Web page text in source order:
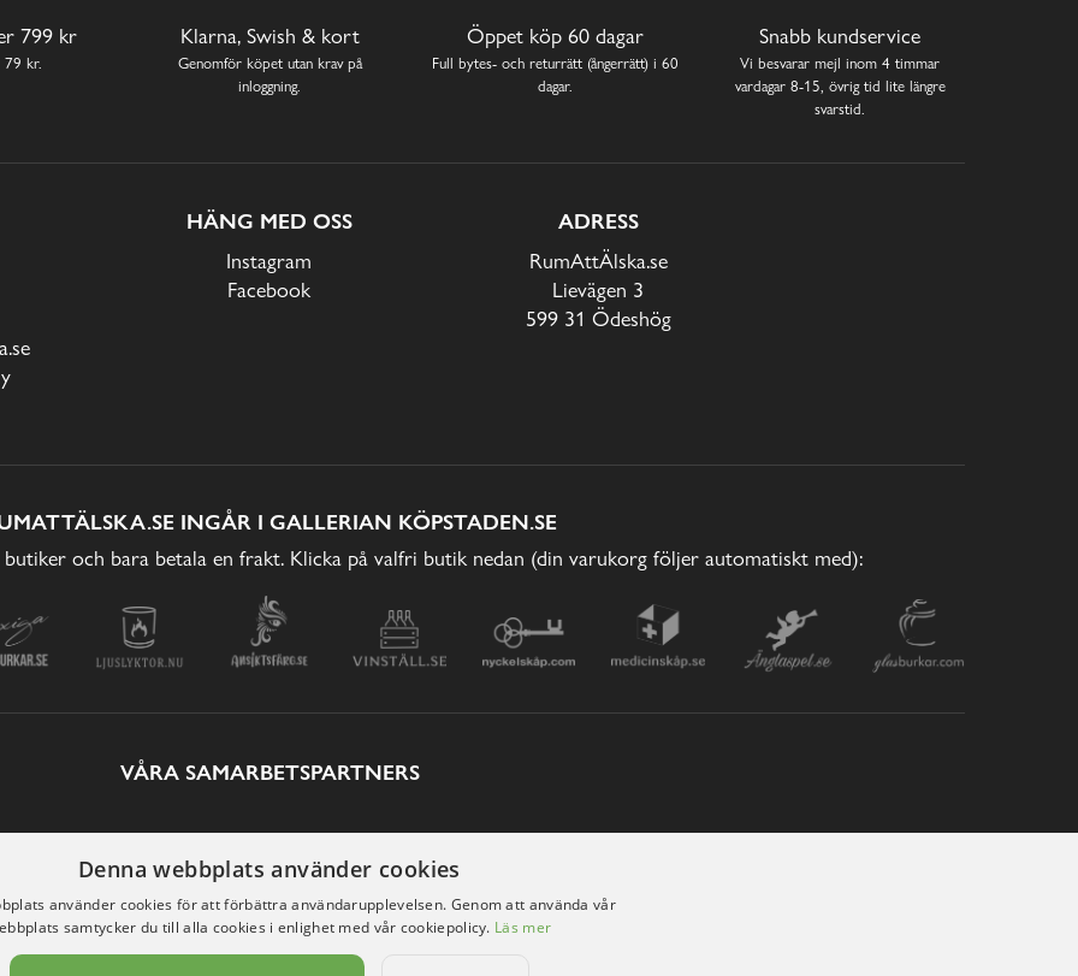
799 kr
79 kr.
Klarna, Swish & kort
Genomför köpet utan krav på
inloggning.
Öppet köp 60 dagar
Full bytes- och returrätt (ångerrätt) i 60
dagar.
Snabb kundservice
Vi besvarar mejl inom 4 timmar
vardagar 8-15, övrig tid lite längre
svarstid.
HÄNG MED OSS
Instagram
Facebook
ADRESS
RumAttÄlska.se
Lievägen 3
599 31 Ödeshög
INGÅR I GALLERIAN KÖPSTADEN.SE
och bara betala en frakt. Klicka på valfri butik nedan (din varukorg följer automatiskt med):
VÅRA SAMARBETSPARTNERS
Denna webbplats använder cookies
använder cookies för att förbättra användarupplevelsen. Genom att använda vår
samtycker du till alla cookies i enlighet med vår cookiepolicy. Läs mer